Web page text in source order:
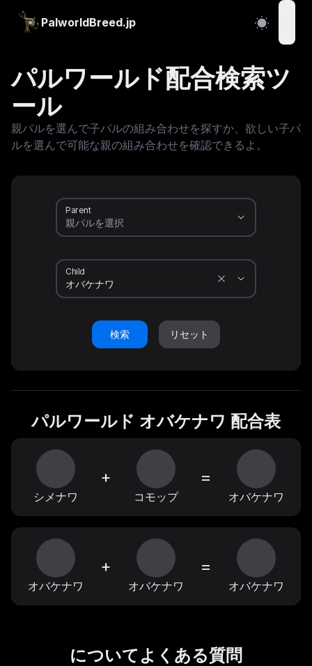
PalworldBreed.jp
パルワールド配合検索ツ
ール
親パルを選んで子パルの組み合わせを探すか、欲しい子パ
ルを選んで可能な親の組み合わせを確認できるよ。
Parent
Child
検索 リセット
パルワールド オバケナワ 配合表
シメナワ
+
コモップ
=
オバケナワ
オバケナワ
+
オバケナワ
=
オバケナワ
についてよくある質問